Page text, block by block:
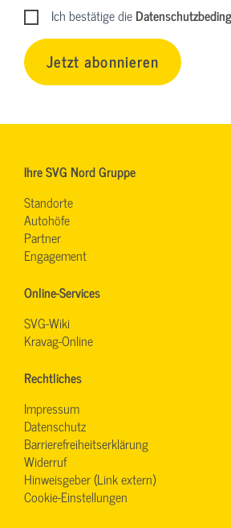
Ich bestätige die
Jetzt abonnieren
Ihre SVG Nord Gruppe
Standorte
Autohöfe
Partner
Engagement
Online-Services
SVG-Wiki
Kravag-Online
Rechtliches
Impressum
Datenschutz
Barrierefreiheitserklärung
Widerruf
Hinweisgeber (Link extern)
Cookie-Einstellungen